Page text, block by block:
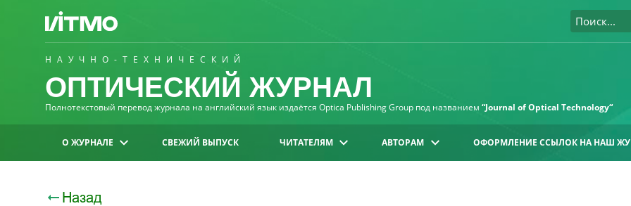
НАУЧНО-ТЕХНИЧЕСКИЙ
ОПТИЧЕСКИЙ ЖУРНАЛ
Полнотекстовый перевод журнала на английский язык издаётся Optica Publishing Group под названием “Journal of Optical Technology“
О ЖУРНАЛЕ СВЕЖИЙ ВЫПУСК ЧИТАТЕЛЯМ АВТОРАМ ОФОРМЛЕНИЕ ССЫЛОК НА НАШ
Назад